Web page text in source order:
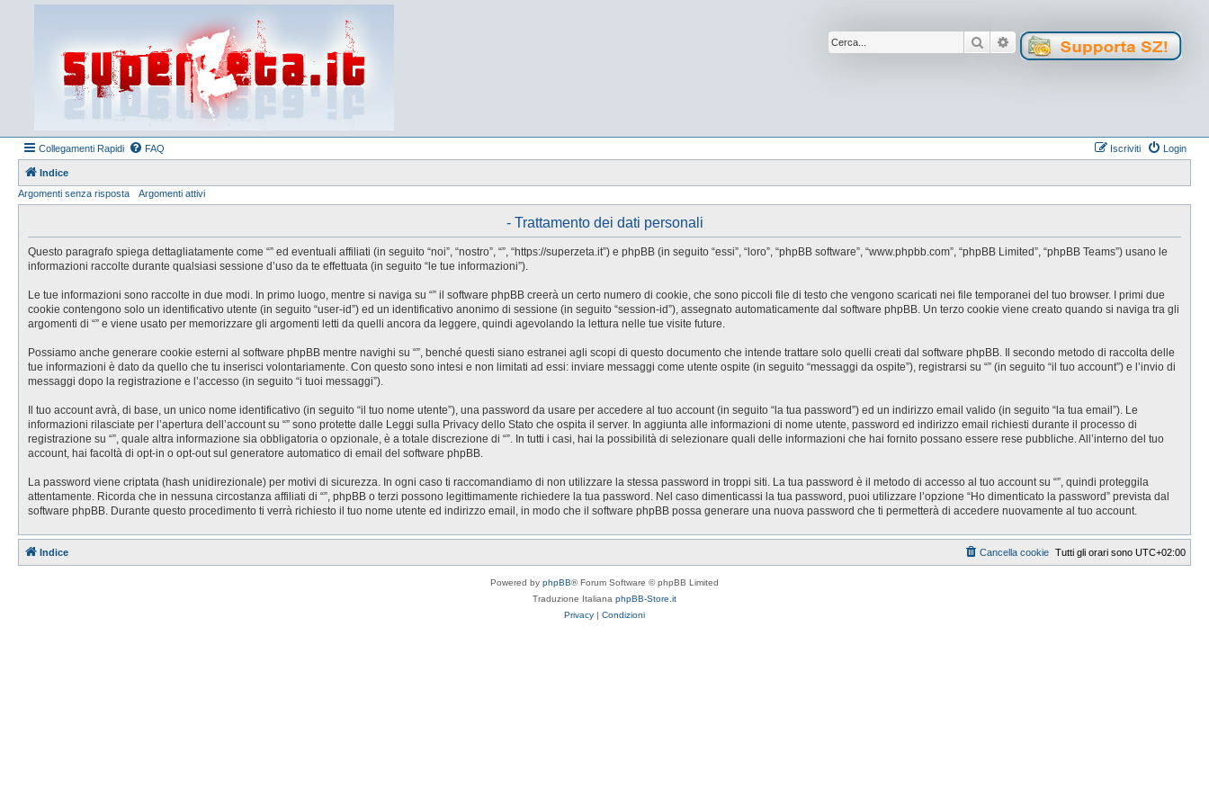
Cerca Ricerca avanzata
Collegamenti Rapidi FAQ Login
Iscriviti
Indice
Argomenti senza risposta
Argomenti attivi
- Trattamento dei dati personali
Questo paragrafo spiega dettagliatamente come “” ed eventuali affiliati (in seguito “noi”, “nostro”, “”, “https://superzeta.it”) e phpBB (in seguito “essi”, “loro”, “phpBB software”, “www.phpbb.com”, “phpBB Limited”, “phpBB Teams”) usano le
informazioni raccolte durante qualsiasi sessione d’uso da te effettuata (in seguito “le tue informazioni”).
Le tue informazioni sono raccolte in due modi. In primo luogo, mentre si naviga su “” il software phpBB creerà un certo numero di cookie, che sono piccoli file di testo che vengono scaricati nei file temporanei del tuo browser. I primi due
cookie contengono solo un identificativo utente (in seguito “user-id”) ed un identificativo anonimo di sessione (in seguito “session-id”), assegnato automaticamente dal software phpBB. Un terzo cookie viene creato quando si naviga tra gli
argomenti di “” e viene usato per memorizzare gli argomenti letti da quelli ancora da leggere, quindi agevolando la lettura nelle tue visite future.
Possiamo anche generare cookie esterni al software phpBB mentre navighi su “”, benché questi siano estranei agli scopi di questo documento che intende trattare solo quelli creati dal software phpBB. Il secondo metodo di raccolta delle
tue informazioni è dato da quello che tu inserisci volontariamente. Con questo sono intesi e non limitati ad essi: inviare messaggi come utente ospite (in seguito “messaggi da ospite”), registrarsi su “” (in seguito “il tuo account”) e l’invio di
messaggi dopo la registrazione e l’accesso (in seguito “i tuoi messaggi”).
Il tuo account avrà, di base, un unico nome identificativo (in seguito “il tuo nome utente”), una password da usare per accedere al tuo account (in seguito “la tua password”) ed un indirizzo email valido (in seguito “la tua email”). Le
informazioni rilasciate per l’apertura dell’account su “” sono protette dalle Leggi sulla Privacy dello Stato che ospita il server. In aggiunta alle informazioni di nome utente, password ed indirizzo email richiesti durante il processo di
registrazione su “”, quale altra informazione sia obbligatoria o opzionale, è a totale discrezione di “”. In tutti i casi, hai la possibilità di selezionare quali delle informazioni che hai fornito possano essere rese pubbliche. All’interno del tuo
account, hai facoltà di opt-in o opt-out sul generatore automatico di email del software phpBB.
La password viene criptata (hash unidirezionale) per motivi di sicurezza. In ogni caso ti raccomandiamo di non utilizzare la stessa password in troppi siti. La tua password è il metodo di accesso al tuo account su “”, quindi proteggila
attentamente. Ricorda che in nessuna circostanza affiliati di “”, phpBB o terzi possono legittimamente richiedere la tua password. Nel caso dimenticassi la tua password, puoi utilizzare l’opzione “Ho dimenticato la password” prevista dal
software phpBB. Durante questo procedimento ti verrà richiesto il tuo nome utente ed indirizzo email, in modo che il software phpBB possa generare una nuova password che ti permetterà di accedere nuovamente al tuo account.
Indice Tutti gli orari sono UTC+02:00
Cancella cookie
Powered by phpBB® Forum Software © phpBB Limited
Traduzione Italiana phpBB-Store.it
Privacy | Condizioni